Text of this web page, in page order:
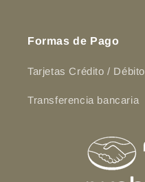
Formas de Pago
Tarjetas Crédito / Débito
Transferencia bancaria